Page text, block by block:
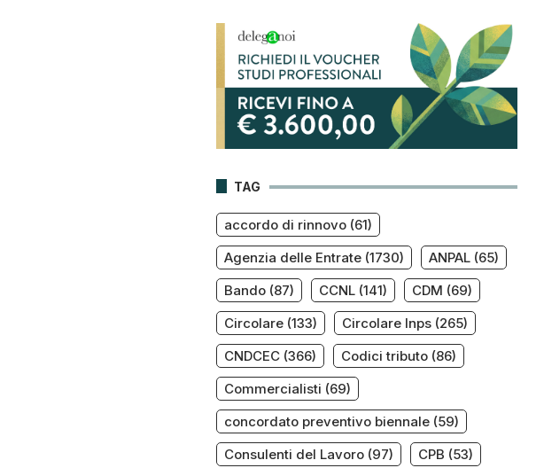
TAG
accordo di rinnovo(61)
Agenzia delle Entrate(1730) ANPAL(65)
Bando(87) CCNL(141) CDM (69)
Circolare(133) Circolare Inps(265)
CNDCEC(366) Codici tributo(86)
Commercialisti (69)
concordato preventivo biennale(59)
Consulenti del Lavoro(97) CPB (53)